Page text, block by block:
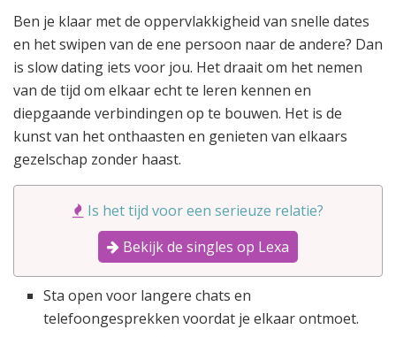
Ben je klaar met de oppervlakkigheid van snelle dates
en het swipen van de ene persoon naar de andere? Dan
is slow dating iets voor jou. Het draait om het nemen
van de tijd om elkaar echt te leren kennen en
diepgaande verbindingen op te bouwen. Het is de
kunst van het onthaasten en genieten van elkaars
gezelschap zonder haast.
Is het tijd voor een serieuze relatie?
Bekijk de singles op Lexa
Sta open voor langere chats en
telefoongesprekken voordat je elkaar ontmoet.